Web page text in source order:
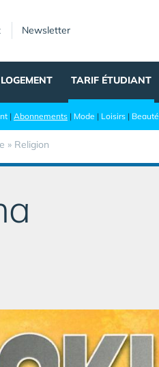
Newsletter
LOGEMENT TARIF ÉTUDIANT
| Abonnements | Mode | Loisirs | Beauté
» Religion